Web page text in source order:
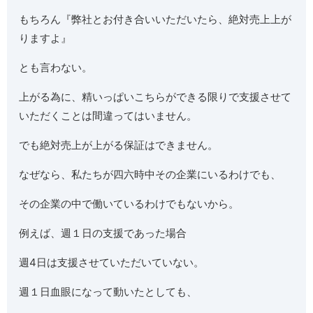
もちろん『弊社とお付き合いいただいたら、絶対売上上が
りますよ』
とも言わない。
上がる為に、精いっぱいこちらができる限りで支援させて
いただくことは間違ってはいません。
でも絶対売上が上がる保証はできません。
なぜなら、私たちが四六時中その企業にいるわけでも、
その企業の中で働いているわけでもないから。
例えば、週１日の支援であった場合
週4日は支援させていただいていない。
週１日血眼になって動いたとしても、